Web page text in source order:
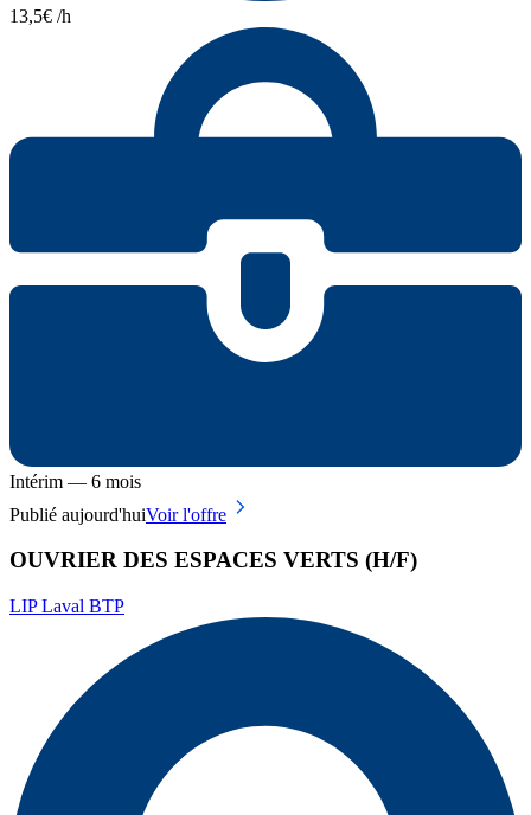
13,5€ /h
Intérim — 6 mois
Publié aujourd'huiVoir l'offre
OUVRIER DES ESPACES VERTS (H/F)
LIP Laval BTP